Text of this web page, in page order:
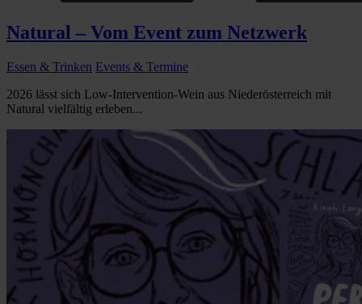
Natural – Vom Event zum Netzwerk
Essen & Trinken Events & Termine
2026 lässt sich Low-Intervention-Wein aus Niederösterreich mit
Natural vielfältig erleben...